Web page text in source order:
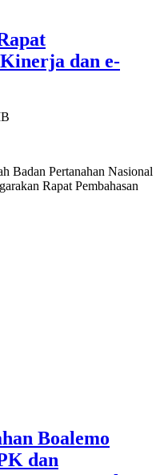
dan e-
Pertanahan Nasional
Rapat Pembahasan
Boalemo
dan